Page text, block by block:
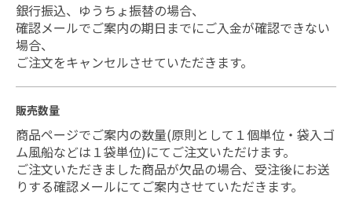
銀行振込、ゆうちょ振替の場合、
確認メールでご案内の期日までにご入金が確認できない
場合、
ご注文をキャンセルさせていただきます。
販売数量
商品ページでご案内の数量(原則として１個単位・袋入ゴ
ム風船などは１袋単位)にてご注文いただけます。
ご注文いただきました商品が欠品の場合、受注後にお送
りする確認メールにてご案内させていただきます。